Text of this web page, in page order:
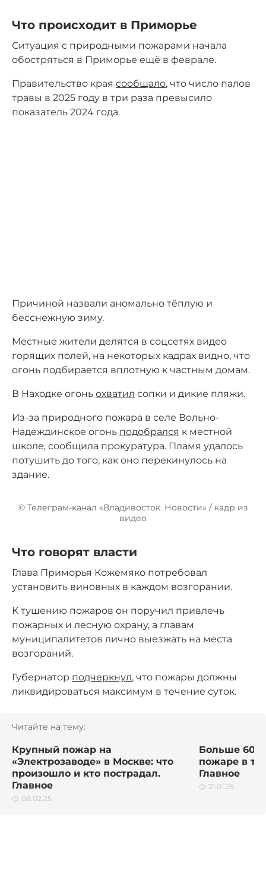
Что происходит в Приморье
Ситуация с природными пожарами начала
обостряться в Приморье ещё в феврале.
Правительство края сообщало, что число палов
травы в 2025 году в три раза превысило
показатель 2024 года.
Причиной назвали аномально тёплую и
бесснежную зиму.
Местные жители делятся в соцсетях видео
горящих полей, на некоторых кадрах видно, что
огонь подбирается вплотную к частным домам.
В Находке огонь охватил сопки и дикие пляжи.
Из-за природного пожара в селе Вольно-
Надеждинское огонь подобрался к местной
школе, сообщила прокуратура. Пламя удалось
потушить до того, как оно перекинулось на
здание.
© Телеграм-канал «Владивосток. Новости» / кадр из
видео
Что говорят власти
Глава Приморья Кожемяко потребовал
установить виновных в каждом возгорании.
К тушению пожаров он поручил привлечь
пожарных и лесную охрану, а главам
муниципалитетов лично выезжать на места
возгораний.
Губернатор подчеркнул, что пожары должны
ликвидироваться максимум в течение суток.
Читайте на тему:
Крупный пожар на
«Электрозаводе» в Москве: что
произошло и кто пострадал.
Главное
08.02.25
Больше 60
пожаре в
Главное
21.01.25